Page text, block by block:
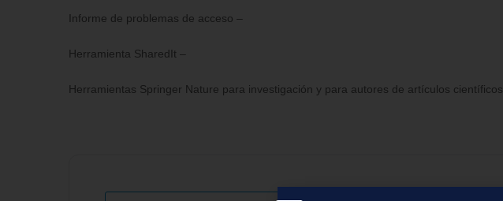
Informe de problemas de acceso –
Herramienta SharedIt –
Herramientas Springer Nature para investigación y para autores de artículos científicos